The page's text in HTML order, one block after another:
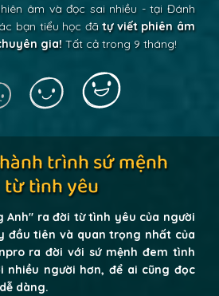
âm và đọc sai nhiều - tại Đánh
bạn tiểu học đãtự viết phiên âm
gia! Tất cả trong 9 tháng!
Anh" ra đời từ tình yêu của người
đầu tiên và quan trọng nhất của
ra đời với sứ mệnh đem tình
nhiều người hơn, để ai cũng đọc
dàng.
trình sứ mệnh
từ tình yêu